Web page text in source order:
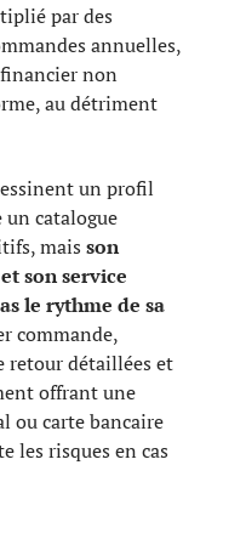
par des
annuelles,
non
au détriment
un profil
un catalogue
mais son
son service
le rythme de sa
commande,
retour détaillées et
offrant une
ou carte bancaire
les risques en cas